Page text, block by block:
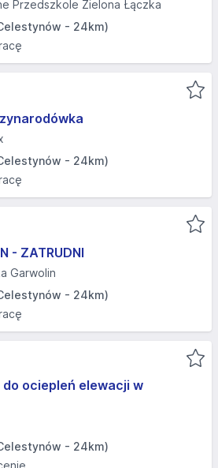
Przedszkole Zielona Łączka
- 24km)
- 24km)
- ZATRUDNI
Garwolin
- 24km)
ociepleń elewacji w
- 24km)